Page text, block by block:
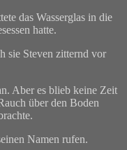
das Wasserglas in die
hatte.
sie Steven zitternd vor
Aber es blieb keine Zeit
über den Boden
Namen rufen.